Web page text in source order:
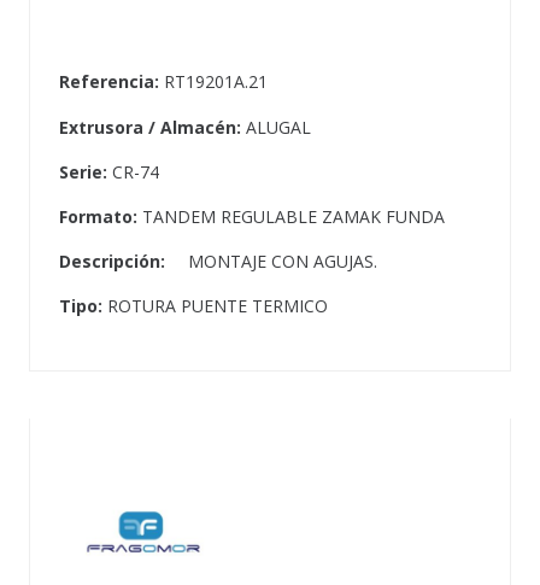
Referencia: RT19201A.21
Extrusora / Almacén: ALUGAL
Serie: CR-74
Formato: TANDEM REGULABLE ZAMAK FUNDA
Descripción:
MONTAJE CON AGUJAS.
Tipo: ROTURA PUENTE TERMICO